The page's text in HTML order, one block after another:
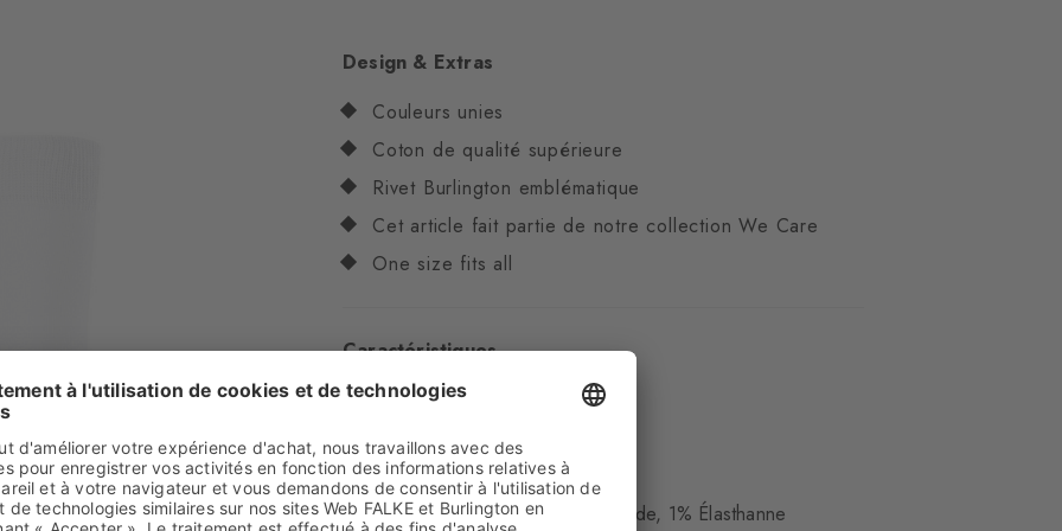
Design & Extras
Couleurs unies
Coton de qualité supérieure
Rivet Burlington emblématique
Cet article fait partie de notre collection We Care
One size fits all
Caractéristiques
Genre Femmes
Motifs uni
Transparence Opaque
Matière 82% Coton, 17% Polyamide, 1% Élasthanne